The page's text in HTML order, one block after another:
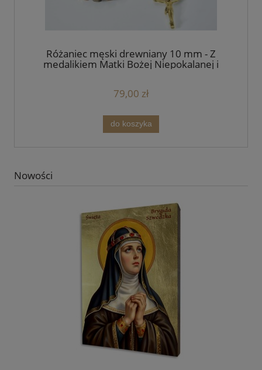
Różaniec męski drewniany 10 mm - Z
medalikiem Matki Bożej Niepokalanej i
79,00 zł
do koszyka
Nowości